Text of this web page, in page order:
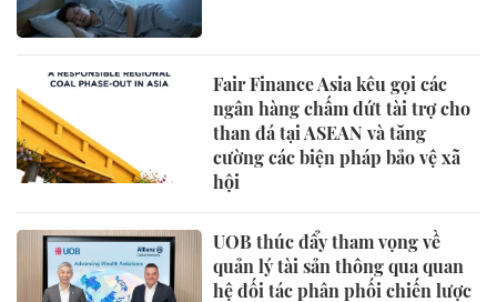
Fair Finance Asia kêu gọi các
ngân hàng chấm dứt tài trợ cho
than đá tại ASEAN và tăng
cường các biện pháp bảo vệ xã
hội
UOB thúc đẩy tham vọng về
quản lý tài sản thông qua quan
hệ đối tác phân phối chiến lược